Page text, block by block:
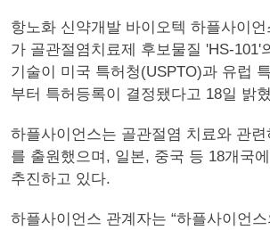
항노화 신약개발 바이오텍 하플사이
가 골관절염치료제 후보물질 'HS-101'
기술이 미국 특허청(USPTO)과 유럽
부터 특허등록이 결정됐다고 18일 밝
하플사이언스는 골관절염 치료와 관련
를 출원했으며, 일본, 중국 등 18개국
추진하고 있다.
하플사이언스 관계자는 “하플사이언